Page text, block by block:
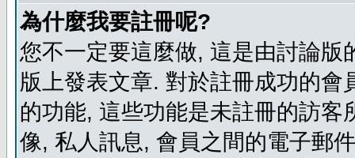
為什麼我要註冊呢?
您不一定要這麼做, 這是由討論
版上發表文章. 對於註冊成功的
的功能, 這些功能是未註冊的訪
像, 私人訊息, 會員之間的電子郵